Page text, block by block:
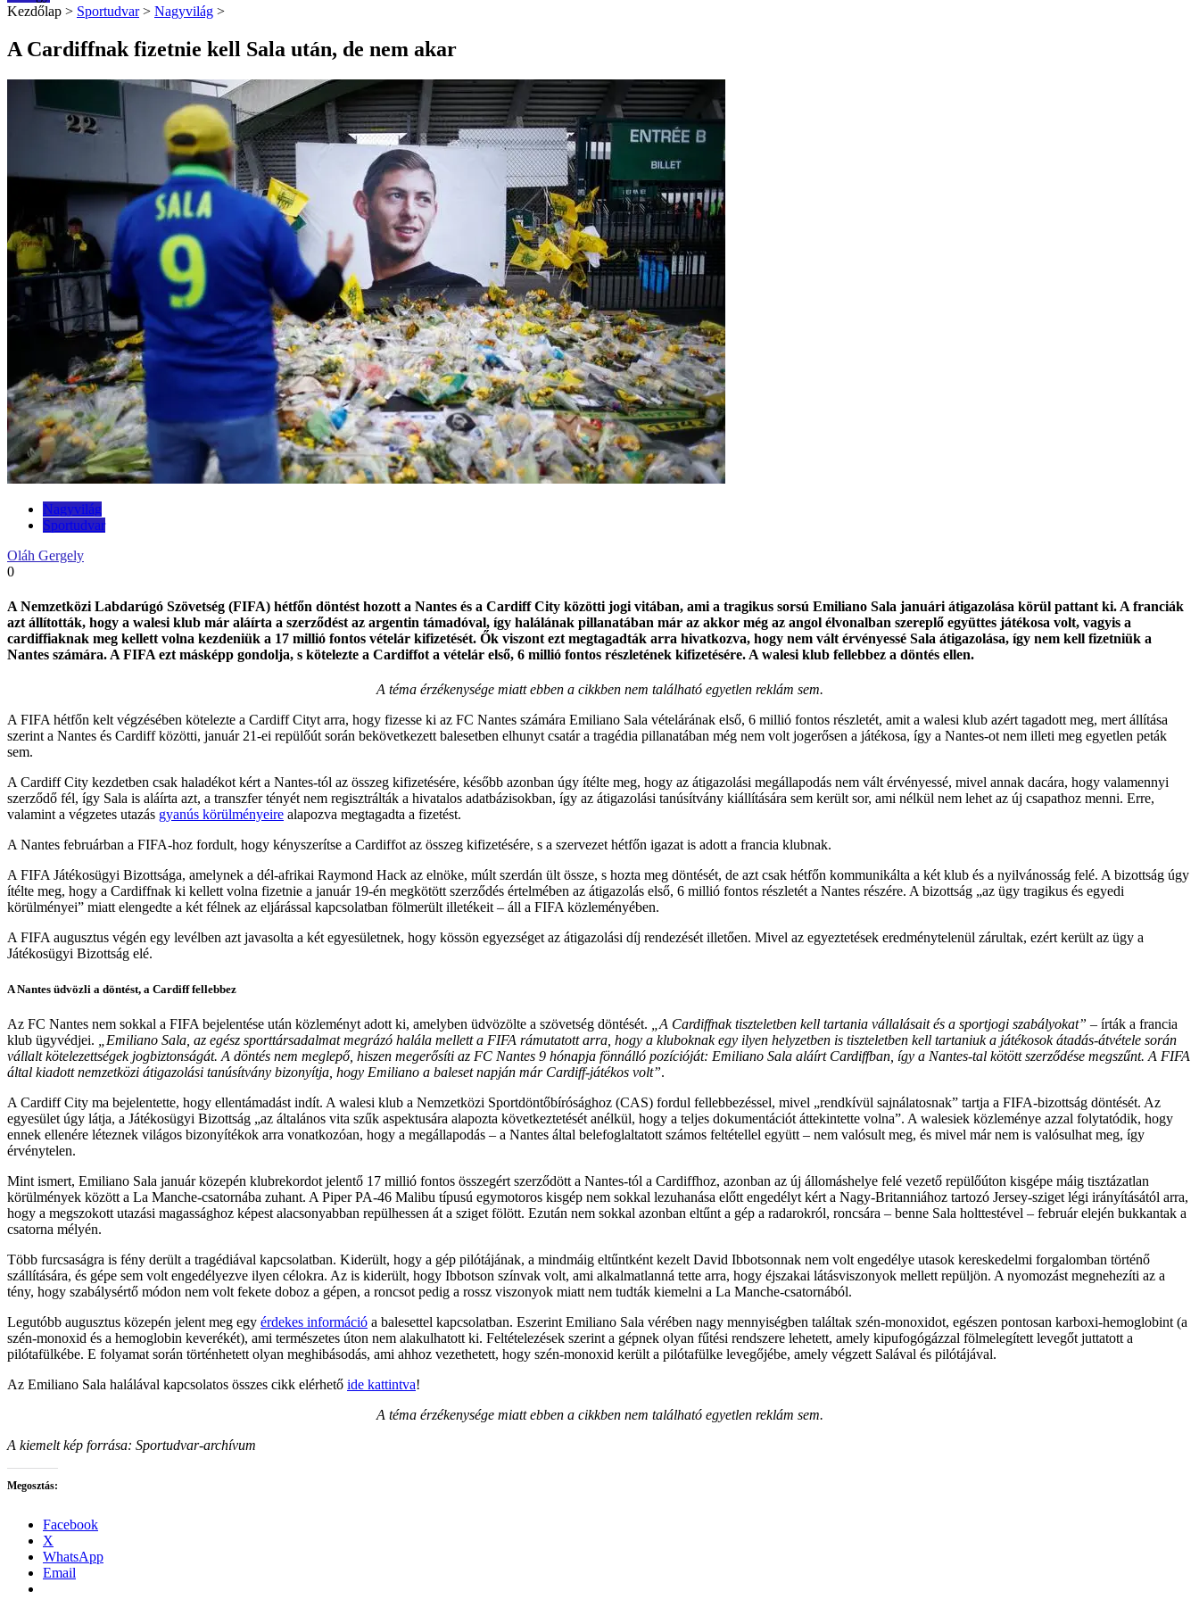
Kezdőlap > Sportudvar > Nagyvilág >
A Cardiffnak fizetnie kell Sala után, de nem akar
Nagyvilág
Sportudvar
Oláh Gergely
0
A Nemzetközi Labdarúgó Szövetség (FIFA) hétfőn döntést hozott a Nantes és a Cardiff City közötti jogi vitában, ami a tragikus sorsú Emiliano Sala januári átigazolása körül pattant ki. A franciák
azt állították, hogy a walesi klub már aláírta a szerződést az argentin támadóval, így halálának pillanatában már az akkor még az angol élvonalban szereplő együttes játékosa volt, vagyis a
cardiffiaknak meg kellett volna kezdeniük a 17 millió fontos vételár kifizetését. Ők viszont ezt megtagadták arra hivatkozva, hogy nem vált érvényessé Sala átigazolása, így nem kell fizetniük a
Nantes számára. A FIFA ezt másképp gondolja, s kötelezte a Cardiffot a vételár első, 6 millió fontos részletének kifizetésére. A walesi klub fellebbez a döntés ellen.
A téma érzékenysége miatt ebben a cikkben nem található egyetlen reklám sem.
A FIFA hétfőn kelt végzésében kötelezte a Cardiff Cityt arra, hogy fizesse ki az FC Nantes számára Emiliano Sala vételárának első, 6 millió fontos részletét, amit a walesi klub azért tagadott meg, mert állítása
szerint a Nantes és Cardiff közötti, január 21-ei repülőút során bekövetkezett balesetben elhunyt csatár a tragédia pillanatában még nem volt jogerősen a játékosa, így a Nantes-ot nem illeti meg egyetlen peták
sem.
A Cardiff City kezdetben csak haladékot kért a Nantes-tól az összeg kifizetésére, később azonban úgy ítélte meg, hogy az átigazolási megállapodás nem vált érvényessé, mivel annak dacára, hogy valamennyi
szerződő fél, így Sala is aláírta azt, a transzfer tényét nem regisztrálták a hivatalos adatbázisokban, így az átigazolási tanúsítvány kiállítására sem került sor, ami nélkül nem lehet az új csapathoz menni. Erre,
valamint a végzetes utazás gyanús körülményeire alapozva megtagadta a fizetést.
A Nantes februárban a FIFA-hoz fordult, hogy kényszerítse a Cardiffot az összeg kifizetésére, s a szervezet hétfőn igazat is adott a francia klubnak.
A FIFA Játékosügyi Bizottsága, amelynek a dél-afrikai Raymond Hack az elnöke, múlt szerdán ült össze, s hozta meg döntését, de azt csak hétfőn kommunikálta a két klub és a nyilvánosság felé. A bizottság úgy
ítélte meg, hogy a Cardiffnak ki kellett volna fizetnie a január 19-én megkötött szerződés értelmében az átigazolás első, 6 millió fontos részletét a Nantes részére. A bizottság „az ügy tragikus és egyedi
körülményei” miatt elengedte a két félnek az eljárással kapcsolatban fölmerült illetékeit – áll a FIFA közleményében.
A FIFA augusztus végén egy levélben azt javasolta a két egyesületnek, hogy kössön egyezséget az átigazolási díj rendezését illetően. Mivel az egyeztetések eredménytelenül zárultak, ezért került az ügy a
Játékosügyi Bizottság elé.
A Nantes üdvözli a döntést, a Cardiff fellebbez
Az FC Nantes nem sokkal a FIFA bejelentése után közleményt adott ki, amelyben üdvözölte a szövetség döntését. „A Cardiffnak tiszteletben kell tartania vállalásait és a sportjogi szabályokat” – írták a francia
klub ügyvédjei.
„Emiliano Sala, az egész sporttársadalmat megrázó halála mellett a FIFA rámutatott arra, hogy a kluboknak egy ilyen helyzetben is tiszteletben kell tartaniuk a játékosok átadás-átvétele során
vállalt kötelezettségek jogbiztonságát. A döntés nem meglepő, hiszen megerősíti az FC Nantes 9 hónapja fönnálló pozícióját: Emiliano Sala aláírt Cardiffban, így a Nantes-tal kötött szerződése megszűnt. A FIFA
által kiadott nemzetközi átigazolási tanúsítvány bizonyítja, hogy Emiliano a baleset napján már Cardiff-játékos volt”.
A Cardiff City ma bejelentette, hogy ellentámadást indít. A walesi klub a Nemzetközi Sportdöntőbírósághoz (CAS) fordul fellebbezéssel, mivel „rendkívül sajnálatosnak” tartja a FIFA-bizottság döntését. Az
egyesület úgy látja, a Játékosügyi Bizottság „az általános vita szűk aspektusára alapozta következtetését anélkül, hogy a teljes dokumentációt áttekintette volna”. A walesiek közleménye azzal folytatódik, hogy
ennek ellenére léteznek világos bizonyítékok arra vonatkozóan, hogy a megállapodás – a Nantes által belefoglaltatott számos feltétellel együtt – nem valósult meg, és mivel már nem is valósulhat meg, így
érvénytelen.
Mint ismert, Emiliano Sala január közepén klubrekordot jelentő 17 millió fontos összegért szerződött a Nantes-tól a Cardiffhoz, azonban az új állomáshelye felé vezető repülőúton kisgépe máig tisztázatlan
körülmények között a La Manche-csatornába zuhant. A Piper PA-46 Malibu típusú egymotoros kisgép nem sokkal lezuhanása előtt engedélyt kért a Nagy-Britanniához tartozó Jersey-sziget légi irányításától arra,
hogy a megszokott utazási magassághoz képest alacsonyabban repülhessen át a sziget fölött. Ezután nem sokkal azonban eltűnt a gép a radarokról, roncsára – benne Sala holttestével – február elején bukkantak a
csatorna mélyén.
Több furcsaságra is fény derült a tragédiával kapcsolatban. Kiderült, hogy a gép pilótájának, a mindmáig eltűntként kezelt David Ibbotsonnak nem volt engedélye utasok kereskedelmi forgalomban történő
szállítására, és gépe sem volt engedélyezve ilyen célokra. Az is kiderült, hogy Ibbotson színvak volt, ami alkalmatlanná tette arra, hogy éjszakai látásviszonyok mellett repüljön. A nyomozást megnehezíti az a
tény, hogy szabálysértő módon nem volt fekete doboz a gépen, a roncsot pedig a rossz viszonyok miatt nem tudták kiemelni a La Manche-csatornából.
Legutóbb augusztus közepén jelent meg egy érdekes információ a balesettel kapcsolatban. Eszerint Emiliano Sala vérében nagy mennyiségben találtak szén-monoxidot, egészen pontosan karboxi-hemoglobint (a
szén-monoxid és a hemoglobin keverékét), ami természetes úton nem alakulhatott ki. Feltételezések szerint a gépnek olyan fűtési rendszere lehetett, amely kipufogógázzal fölmelegített levegőt juttatott a
pilótafülkébe. E folyamat során történhetett olyan meghibásodás, ami ahhoz vezethetett, hogy szén-monoxid került a pilótafülke levegőjébe, amely végzett Salával és pilótájával.
Az Emiliano Sala halálával kapcsolatos összes cikk elérhető ide kattintva!
A téma érzékenysége miatt ebben a cikkben nem található egyetlen reklám sem.
A kiemelt kép forrása: Sportudvar-archívum
Megosztás:
Facebook
X
WhatsApp
Email